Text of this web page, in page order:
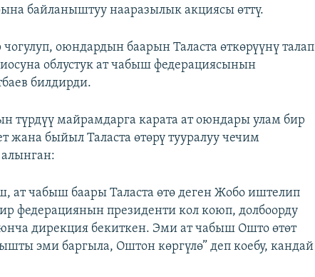
байланыштуу нааразылык акциясы өттү.
оюндардын баарын Таласта өткөрүүнү талап
облустук ат чабыш федерациясынын
билдирди.
майрамдарга карата ат оюндары улам бир
жана быйыл Таласта өтөрү тууралуу чечим
ат чабыш баары Таласта өтө деген Жобо иштелип
федерациянын президенти кол коюп, долбоорду
дирекция бекиткен. Эми ат чабыш Ошто өтөт
эми баргыла, Оштон көргүлө” деп коебу, кандай